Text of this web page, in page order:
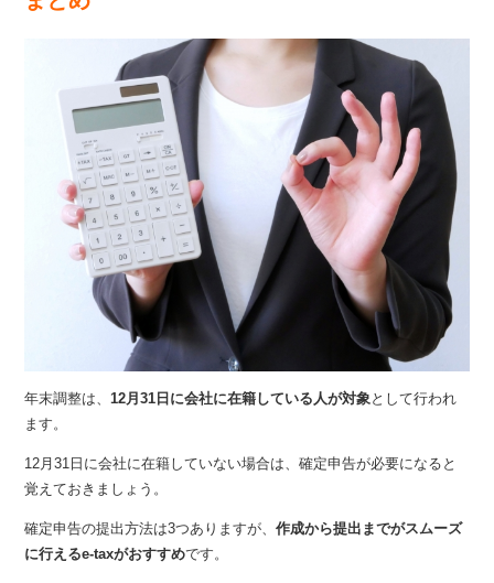
年末調整は、 12月31日に会社に在籍している人が対象 として行われ
ます。
12月31日に会社に在籍していない場合は、確定申告が必要になると
覚えておきましょう。
確定申告の提出方法は3つありますが、作成から提出までがスムーズ
に行えるe-taxがおすすめです。